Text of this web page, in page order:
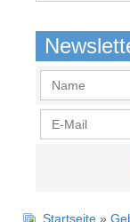
Startseite »